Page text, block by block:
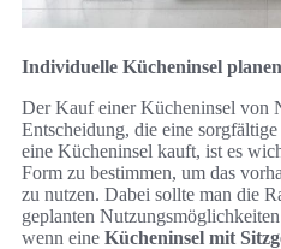
Individuelle Kücheninsel
Der Kauf einer Kücheninsel von
Entscheidung, die eine
eine Kücheninsel kauft, ist es
Form zu bestimmen, um das
zu nutzen. Dabei sollte man die
geplanten
wenn eine Kücheninsel mit